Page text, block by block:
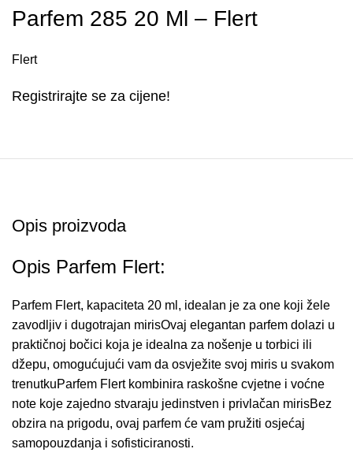
Parfem 285 20 Ml – Flert
Flert
Registrirajte se za cijene!
Opis proizvoda
Opis Parfem Flert:
Parfem Flert, kapaciteta 20 ml, idealan je za one koji žele
zavodljiv i dugotrajan mirisOvaj elegantan parfem dolazi u
praktičnoj bočici koja je idealna za nošenje u torbici ili
džepu, omogućujući vam da osvježite svoj miris u svakom
trenutkuParfem Flert kombinira raskošne cvjetne i voćne
note koje zajedno stvaraju jedinstven i privlačan mirisBez
obzira na prigodu, ovaj parfem će vam pružiti osjećaj
samopouzdanja i sofisticiranosti.